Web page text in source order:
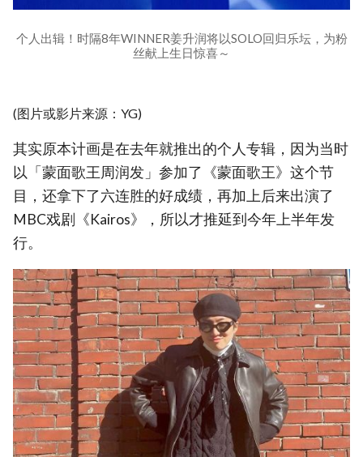
个人出辑！时隔8年WINNER姜升润将以SOLO回归乐坛，为粉
丝献上生日惊喜～
(图片或影片来源：YG)
其实原本计画是在去年就推出的个人专辑，因为当时
以「蒙面歌王周润发」参加了《蒙面歌王》这个节
目，还拿下了六连胜的好成绩，再加上后来出演了
MBC戏剧《Kairos》，所以才推延到今年上半年发
行。